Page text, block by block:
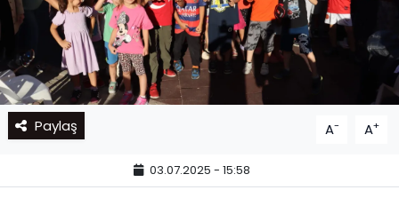
Paylaş A- A+
03.07.2025 - 15:58